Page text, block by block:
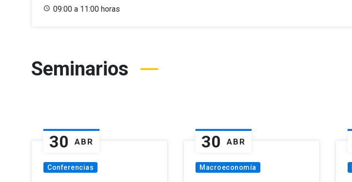
09:00 a 11:00 horas
Seminarios
30 ABR
Conferencias
30 ABR
Macroeconomía